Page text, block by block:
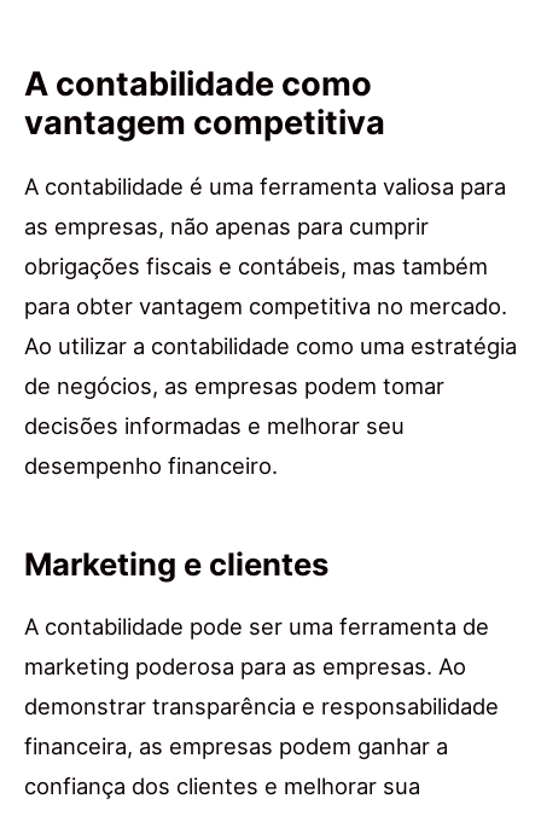
A contabilidade como
vantagem competitiva
A contabilidade é uma ferramenta valiosa para
as empresas, não apenas para cumprir
obrigações fiscais e contábeis, mas também
para obter vantagem competitiva no mercado.
Ao utilizar a contabilidade como uma estratégia
de negócios, as empresas podem tomar
decisões informadas e melhorar seu
desempenho financeiro.
Marketing e clientes
A contabilidade pode ser uma ferramenta de
marketing poderosa para as empresas. Ao
demonstrar transparência e responsabilidade
financeira, as empresas podem ganhar a
confiança dos clientes e melhorar sua